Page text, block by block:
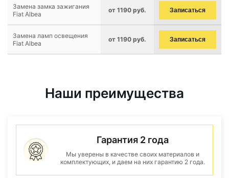
Замена замка зажигания
Fiat Albea
от 1190 руб. Записаться
Замена ламп освещения
Fiat Albea
от 1190 руб. Записаться
Наши преимущества
Гарантия 2 года
Мы уверены в качестве своих материалов и
комплектующих, и даем на них гарантию 2 года.